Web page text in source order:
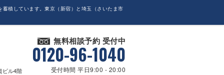
積しています。東京（新宿）と埼玉（さいたま市
ビル4階
無料相談予約 受付中
0120-96-1040
受付時間 平日9:00 - 20:00